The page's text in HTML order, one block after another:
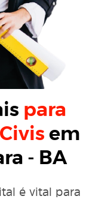
para
em
- BA
é vital para